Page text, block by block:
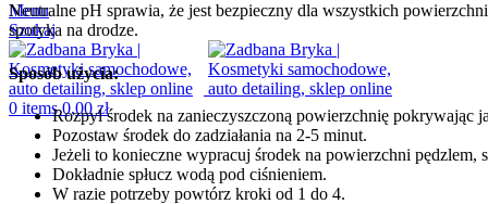
Menu
Szukaj
0 items 0,00 zł
Neutralne pH sprawia, że jest bezpieczny dla wszystkich
spotyka na drodze.
Sposób użycia:
Rozpyl środek na zanieczyszczoną powierzchnię pokrywając
Pozostaw środek do zadziałania na 2-5 minut.
Jeżeli to konieczne wypracuj środek na powierzchni pędzlem,
Dokładnie spłucz wodą pod ciśnieniem.
W razie potrzeby powtórz kroki od 1 do 4.